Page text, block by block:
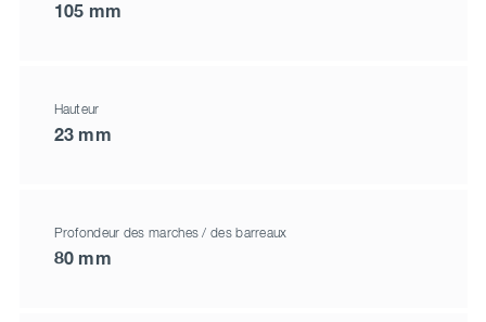
105 mm
Hauteur
23 mm
Profondeur des marches / des barreaux
80 mm